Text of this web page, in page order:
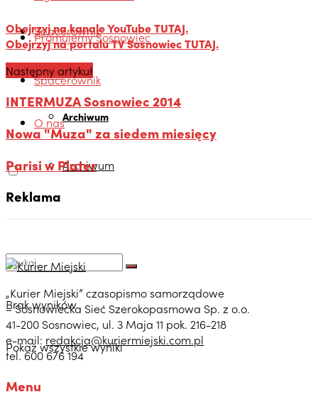
Spacerownik
O nas
Archiwum
Promujemy Sosnowiec
Spacerownik
O nas
Archiwum
Brak wyników
Pokaż wszystkie wyniki
Obejrzyj na kanale YouTube TUTAJ.
Obejrzyj na portalu TV Sosnowiec TUTAJ.
Następny artykuł
INTERMUZA Sosnowiec 2014
Nowa "Muza" za siedem miesięcy
Parisi w Plater
Reklama
„Kurier Miejski” czasopismo samorządowe
– Sosnowiecka Sieć Szerokopasmowa Sp. z o.o.
41-200 Sosnowiec, ul. 3 Maja 11 pok. 216-218
e-mail: redakcja@kuriermiejski.com.pl
tel. 600 676 194
Menu